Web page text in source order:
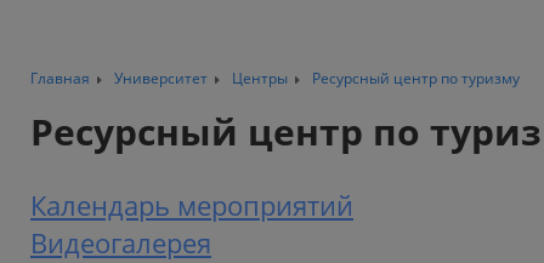
Главная Университет Центры Ресурсный центр по туризму
Ресурсный центр по
Календарь мероприятий
Видеогалерея